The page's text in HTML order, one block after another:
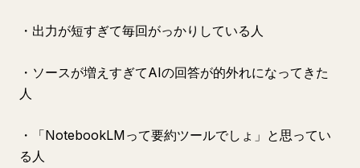
・出力が短すぎて毎回がっかりしている人
・ソースが増えすぎてAIの回答が的外れになってきた
人
・「NotebookLMって要約ツールでしょ」と思ってい
る人